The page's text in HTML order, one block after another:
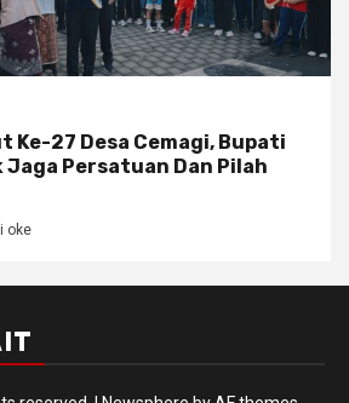
Ke-27 Desa Cemagi, Bupati
Jaga Persatuan Dan Pilah
oke